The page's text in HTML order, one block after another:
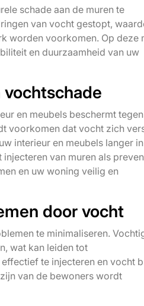
schade aan de muren te
van vocht gestopt,
worden voorkomen. Op deze
en duurzaamheid van uw
en meubels beschermt tegen
voorkomen dat vocht zich
interieur en meubels langer in
van muren als
en uw woning veilig en
door vocht
te minimaliseren.
wat kan leiden tot
te injecteren en vocht
van de bewoners wordt